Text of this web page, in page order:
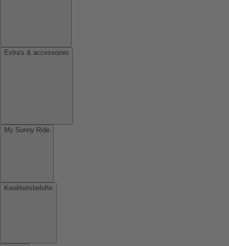
Extra's & accessoires
My Sunny Ride
Kwaliteitsbelofte